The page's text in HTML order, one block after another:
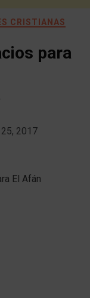
CRISTIANAS
para
2017